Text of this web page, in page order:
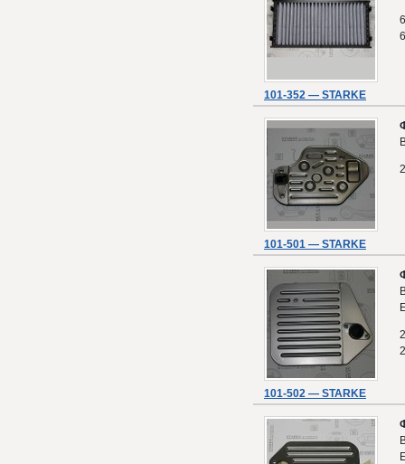
101-352 — STARKE
101-501 — STARKE
101-502 — STARKE